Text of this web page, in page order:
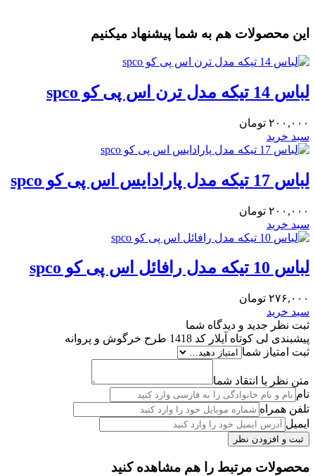
این محصولات هم به شما پیشنهاد میکنیم
لباس 14 تیکه مدل ترن اس پی کو spco
۲۰۰,۰۰۰ تومان
سبد خرید
لباس 17 تیکه مدل پارادایس اس پی کو spco
۲۰۰,۰۰۰ تومان
سبد خرید
لباس 10 تیکه مدل رافائل اس پی کو spco
۲۷۶,۰۰۰ تومان
سبد خرید
ثبت نظر جدید و دیدگاه شما
پیشبندی لی کوتاه آیلار کد 1418 طرح خرگوش و پروانه
ثبت امتیاز شما
متن نظر یا انتقاد شما
نام
تلفن همراه
ایمیل
محصولات مرتبط را هم مشاهده کنید